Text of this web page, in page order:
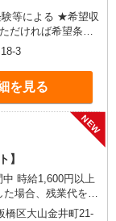
よる ★希望収
だければ希望条件
★時間外手当別途
手当を含みます。
定（地域により異
＋50円
3
を見る
NEW
】
区大山金井町21-